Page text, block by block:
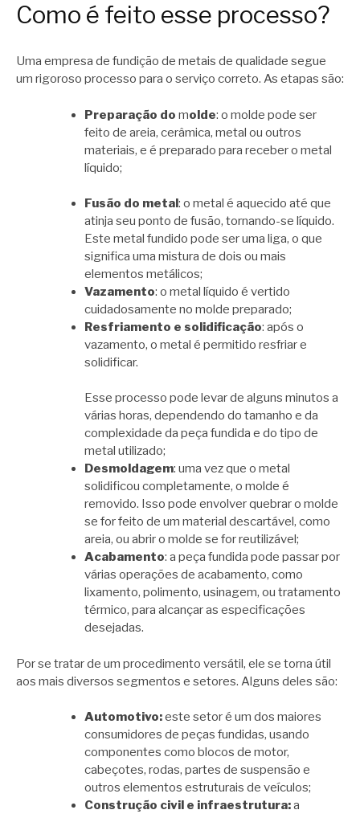
Como é feito esse processo?
Uma empresa de fundição de metais de qualidade segue
um rigoroso processo para o serviço correto. As etapas são:
Preparação do molde: o molde pode ser
feito de areia, cerâmica, metal ou outros
materiais, e é preparado para receber o metal
líquido;
Fusão do metal : o metal é aquecido até que
atinja seu ponto de fusão, tornando-se líquido.
Este metal fundido pode ser uma liga, o que
significa uma mistura de dois ou mais
elementos metálicos;
Vazamento: o metal líquido é vertido
cuidadosamente no molde preparado;
Resfriamento e solidificação: após o
vazamento, o metal é permitido resfriar e
solidificar.
Esse processo pode levar de alguns minutos a
várias horas, dependendo do tamanho e da
complexidade da peça fundida e do tipo de
metal utilizado;
Desmoldagem: uma vez que o metal
solidificou completamente, o molde é
removido. Isso pode envolver quebrar o molde
se for feito de um material descartável, como
areia, ou abrir o molde se for reutilizável;
Acabamento: a peça fundida pode passar por
várias operações de acabamento, como
lixamento, polimento, usinagem, ou tratamento
térmico, para alcançar as especificações
desejadas.
Por se tratar de um procedimento versátil, ele se torna útil
aos mais diversos segmentos e setores. Alguns deles são:
Automotivo:este setor é um dos maiores
consumidores de peças fundidas, usando
componentes como blocos de motor,
cabeçotes, rodas, partes de suspensão e
outros elementos estruturais de veículos;
Construção civil e infraestrutura:a